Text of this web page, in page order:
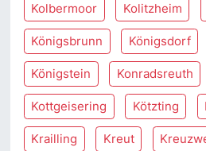
Kolbermoor Kolitzheim
Königsbrunn Königsdorf
Königstein Konradsreuth
Kottgeisering Kötzting
Krailling Kreut